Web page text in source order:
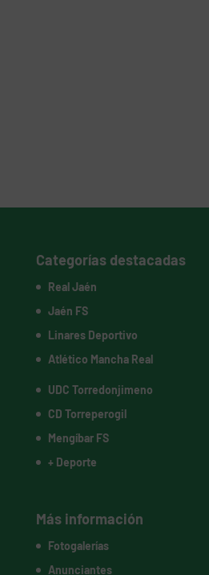
Categorías destacadas
Real Jaén
Jaén FS
Linares Deportivo
Atlético Mancha Real
UDC Torredonjimeno
CD Torreperogil
Mengíbar FS
+ Deporte
Más información
Fotogalerías
Anunciantes